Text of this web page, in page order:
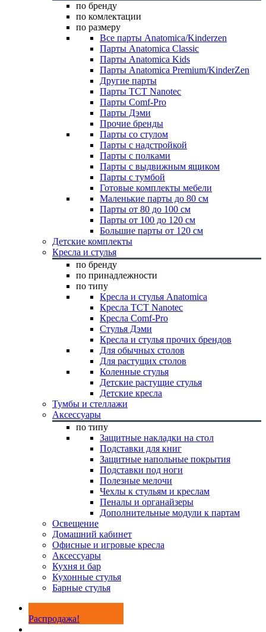
по бренду
по комлектации
по размеру
Все парты Anatomica/Kinderzen
Парты Anatomica Classic
Парты Anatomica Kids
Парты Anatomica Premium/KinderZen
Другие парты
Парты TCT Nanotec
Парты Comf-Pro
Парты Дэми
Прочие бренды
Парты со стулом
Парты с надстройкой
Парты с полками
Парты с выдвижным ящиком
Парты с тумбой
Готовые комплекты мебели
Маленькие парты до 80 см
Парты от 80 до 100 см
Парты от 100 до 120 см
Большие парты от 120 см
Детские комплекты
Кресла и стулья
по бренду
по принадлежности
по типу
Кресла и стулья Anatomica
Кресла TCT Nanotec
Кресла Comf-Pro
Стулья Дэми
Кресла и стулья прочих брендов
Для обычных столов
Для растущих столов
Коленные стулья
Детские растущие стулья
Детские кресла
Тумбы и стеллажи
Аксессуары
по типу
Защитные накладки на стол
Подставки для книг
Защитные напольные покрытия
Подставки под ноги
Полезные мелочи
Чехлы к стульям и креслам
Пеналы и органайзеры
Дополнительные модули к партам
Освещение
Домашний кабинет
Офисные и игровые кресла
Аксессуары
Кухня и бар
Кухонные стулья
Барные стулья
Распродажа!